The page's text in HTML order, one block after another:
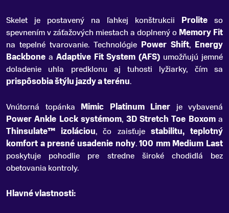
Skelet je postavený na ľahkej konštrukcii Prolite so
spevnením v záťažových miestach a doplnený o Memory Fit
na tepelné tvarovanie. Technológie Power Shift, Energy
Backbone a Adaptive Fit System (AFS) umožňujú jemné
doladenie uhla predklonu aj tuhosti lyžiarky, čím sa
prispôsobia štýlu jazdy a terénu.
Vnútorná topánka Mimic Platinum Liner je vybavená
Power Ankle Lock systémom, 3D Stretch Toe Boxoma
Thinsulate™ izoláciou, čo zaisťuje stabilitu, teplotný
komfort a presné usadenie nohy.100 mm Medium Last
poskytuje pohodlie pre stredne široké chodidlá bez
obetovania kontroly.
Hlavné vlastnosti: